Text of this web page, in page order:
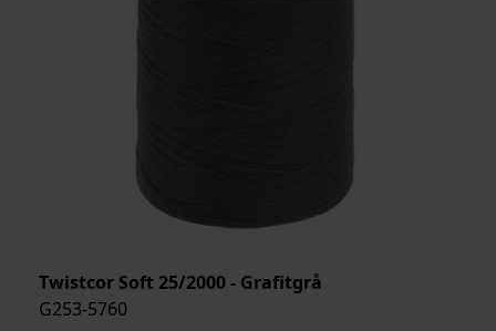
Twistcor Soft 25/2000 - Grafitgrå
G253-5760